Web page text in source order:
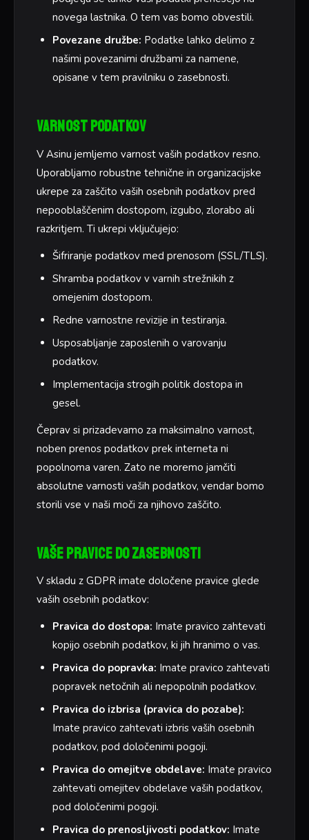
novega lastnika. O tem vas bomo obvestili.
Povezane družbe: Podatke lahko delimo z
našimi povezanimi družbami za namene,
opisane v tem pravilniku o zasebnosti.
Varnost podatkov
V Asinu jemljemo varnost vaših podatkov resno.
Uporabljamo robustne tehnične in organizacijske
ukrepe za zaščito vaših osebnih podatkov pred
nepooblaščenim dostopom, izgubo, zlorabo ali
razkritjem. Ti ukrepi vključujejo:
Šifriranje podatkov med prenosom (SSL/TLS).
Shramba podatkov v varnih strežnikih z
omejenim dostopom.
Redne varnostne revizije in testiranja.
Usposabljanje zaposlenih o varovanju
podatkov.
Implementacija strogih politik dostopa in
gesel.
Čeprav si prizadevamo za maksimalno varnost,
noben prenos podatkov prek interneta ni
popolnoma varen. Zato ne moremo jamčiti
absolutne varnosti vaših podatkov, vendar bomo
storili vse v naši moči za njihovo zaščito.
Vaše pravice do zasebnosti
V skladu z GDPR imate določene pravice glede
vaših osebnih podatkov:
Pravica do dostopa: Imate pravico zahtevati
kopijo osebnih podatkov, ki jih hranimo o vas.
Pravica do popravka: Imate pravico zahtevati
popravek netočnih ali nepopolnih podatkov.
Pravica do izbrisa (pravica do pozabe):
Imate pravico zahtevati izbris vaših osebnih
podatkov, pod določenimi pogoji.
Pravica do omejitve obdelave: Imate pravico
zahtevati omejitev obdelave vaših podatkov,
pod določenimi pogoji.
Pravica do prenosljivosti podatkov: Imate